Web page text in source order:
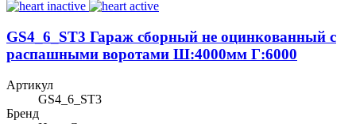
GS4_6_ST3 Гараж сборный не оцинкованный с
распашными воротами Ш:4000мм Г:6000
Артикул
GS4_6_ST3
Бренд